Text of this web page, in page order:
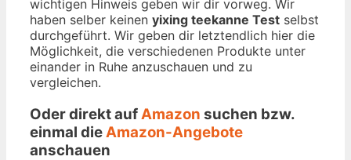
wichtigen Hinweis geben wir dir vorweg. Wir
haben selber keinen yixing teekanne Test selbst
durchgeführt. Wir geben dir letztendlich hier die
Möglichkeit, die verschiedenen Produkte unter
einander in Ruhe anzuschauen und zu
vergleichen.
Oder direkt aufAmazon suchen bzw.
einmal dieAmazon-Angebote
anschauen